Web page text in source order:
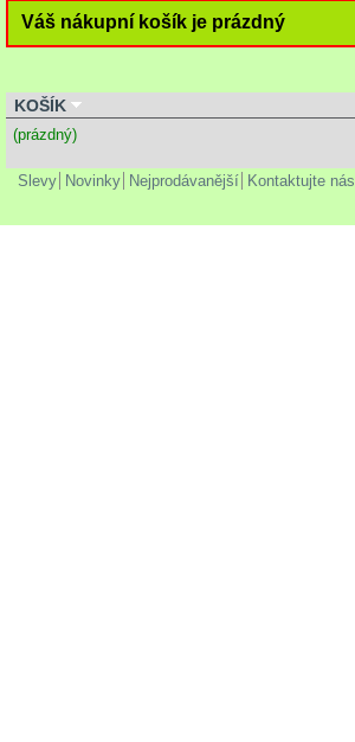
Váš nákupní košík je prázdný
KOŠÍK
(prázdný)
Slevy Novinky Nejprodávanější Kontaktujte nás